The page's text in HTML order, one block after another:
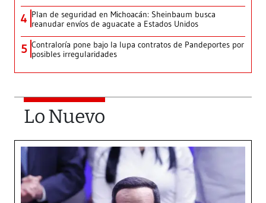
4 Plan de seguridad en Michoacán: Sheinbaum busca
reanudar envíos de aguacate a Estados Unidos
5 Contraloría pone bajo la lupa contratos de Pandeportes por
posibles irregularidades
Lo Nuevo